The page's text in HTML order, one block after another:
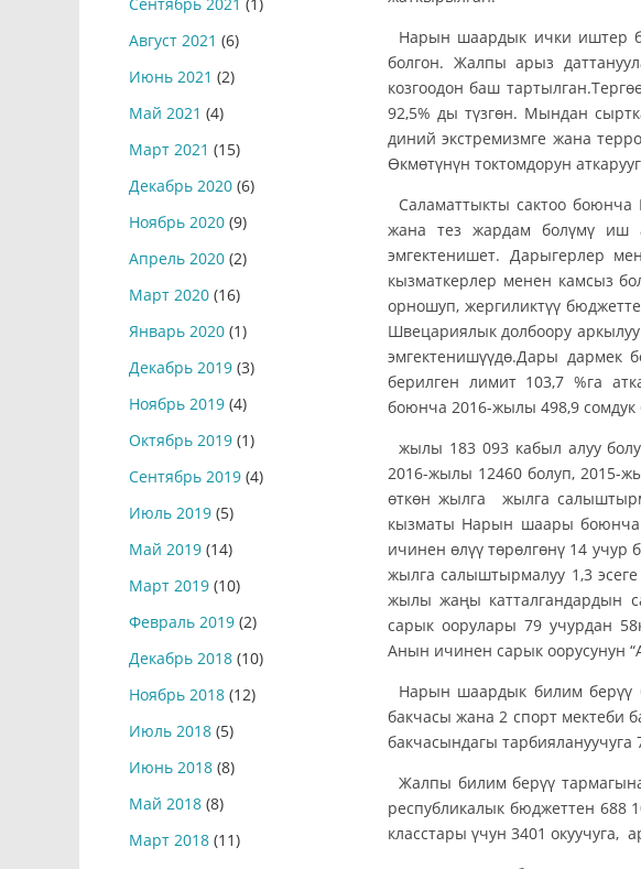
Нарын шаардык ички иштер
болгон. Жалпы арыз
козгоодон баш
92,5% ды түзгөн. Мындан
диний экстремизмге жана
Өкмөтүнүн токтомдорун
Саламаттыкты сактоо
жана тез жардам болүмү иш
эмгектенишет. Дарыгерлер
кызматкерлер менен камсыз
орношуп, жергиликтүү
Швецариялык долбоору
эмгектенишүүдө.Дары
берилген лимит 103,7 %га
боюнча 2016-жылы 498,9 сомдук
жылы 183 093 кабыл алуу
2016-жылы 12460 болуп, 2015-
өткөн жылга жылга
кызматы Нарын шаары боюнча
ичинен өлүү төрөлгөнү 14
жылга салыштырмалуу 1,3
жылы жаңы катталгандардын
сарык оорулары 79 учурдан
Анын ичинен сарык оорусунун
Нарын шаардык билим берүү
бакчасы жана 2 спорт мектеби
бакчасындагы
Жалпы билим берүү
республикалык бюджеттен 688
класстары үчун 3401
Август 2021 (6)
Июнь 2021 (2)
Май 2021 (4)
Март 2021 (15)
Декабрь 2020 (6)
Ноябрь 2020 (9)
Апрель 2020 (2)
Март 2020 (16)
Январь 2020 (1)
Декабрь 2019 (3)
Ноябрь 2019 (4)
Октябрь 2019 (1)
Сентябрь 2019 (4)
Июль 2019 (5)
Май 2019 (14)
Март 2019 (10)
Февраль 2019 (2)
Декабрь 2018 (10)
Ноябрь 2018 (12)
Июль 2018 (5)
Июнь 2018 (8)
Май 2018 (8)
Март 2018 (11)